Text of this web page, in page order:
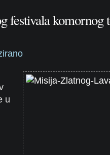
festivala komornog
u